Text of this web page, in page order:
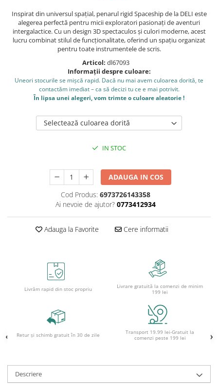
Umbrele pentru copii
Termosuri
Pahare și sticle pentru scoală
Cutii pentru depozitare
Caiete școlare și hârtie
Caiete dictando
Caiete matematică
Caiete muzică
Caiete geografie și biologie
Caiete tip I, II și III
Blocuri de desen școlare
Hârtie pentru lucru manual
Accesorii geometrie și matematică
Raportoare
Socotitori și bețisoare pentru
Ghiozdane și rucsacuri
Ghiozdane școlare
Ghiozdane pentru grădinită
Penare echipate
Inspirat din universul spațial, penarul rigid Spaceship de la DELI este
alegerea perfectă pentru micii exploratori pasionați de aventuri
intergalactice. Cu un design 3D spectaculos și culori moderne, acest
lucru combinat stilul de funcționalitate, oferind un spațiu organizat
pentru toate instrumentele de scris.
Articol: dl67093
Informații despre culoare:
Uneori stocurile se mișcă rapid. Dacă nu mai avem culoarea dorită, te
contactăm imediat – ca să decizi tu ce e mai potrivit.
În lipsa unei alegeri, vom trimte o culoare aleatorie !
Selectează culoarea dorită
IN STOC
ADAUGA IN COS
Cod Produs: 6973726143358
Ai nevoie de ajutor? 0773412934
Adauga la Favorite Cere informatii
Livrăm rapid din stoc propriu
Livrare gratuită la comenzi de minim
199 lei
Retur și schimb gratuit în 30 de zile
Transport 19.99 lei-Gratuit la
comenzi peste 199 lei
Descriere